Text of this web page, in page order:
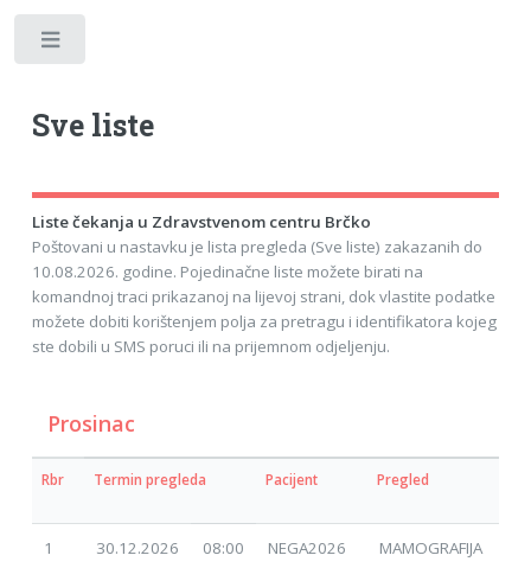
Sve liste
Liste čekanja u Zdravstvenom centru Brčko
Poštovani u nastavku je lista pregleda (Sve liste) zakazanih do
10.08.2026. godine. Pojedinačne liste možete birati na
komandnoj traci prikazanoj na lijevoj strani, dok vlastite podatke
možete dobiti korištenjem polja za pretragu i identifikatora kojeg
ste dobili u SMS poruci ili na prijemnom odjeljenju.
Prosinac
Rbr Termin pregleda Pacijent Pregled
1 30.12.2026 08:00 NEGA2026 MAMOGRAFIJA